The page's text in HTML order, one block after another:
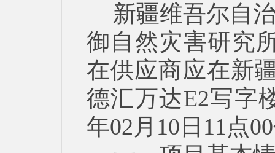
新疆维吾尔自
御自然灾害研究
在供应商应在新
德汇万达E2写字
年02月10日11点